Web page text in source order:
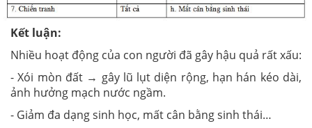
Kết luận:
Nhiều hoạt động của con người đã gây hậu quả rất xấu:
- Xói mòn đất → gây lũ lụt diện rộng, hạn hán kéo dài,
ảnh hưởng mạch nước ngầm.
- Giảm đa dạng sinh học, mất cân bằng sinh thái…